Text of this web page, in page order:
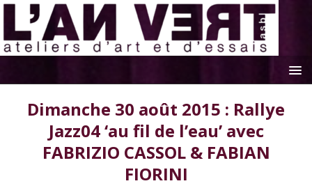
Dimanche 30 août 2015 : Rallye
Jazz04 ‘au fil de l’eau’ avec
FABRIZIO CASSOL & FABIAN
FIORINI